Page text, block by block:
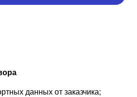
данных от заказчика;